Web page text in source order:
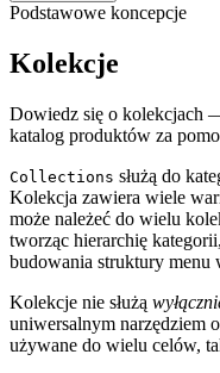
Podstawowe koncepcje
Kolekcje
Dowiedz się o kolekcjach
katalog produktów za
Collections służą do
Kolekcja zawiera wiele
może należeć do wielu
tworząc hierarchię
budowania struktury menu
Kolekcje nie służą
uniwersalnym narzędziem
używane do wielu celów,